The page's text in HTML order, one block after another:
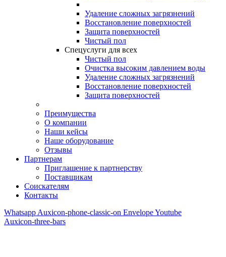
Удаление сложных загрязнений
Восстановление поверхностей
Защита поверхностей
Чистый пол
Спецуслуги для всех
Чистый пол
Очистка высоким давлением воды
Удаление сложных загрязнений
Восстановление поверхностей
Защита поверхностей
Преимущества
О компании
Наши кейсы
Наше оборудование
Отзывы
Партнерам
Приглашение к партнерству
Поставщикам
Соискателям
Контакты
Whatsapp Auxicon-phone-classic-on EnvelopeYoutube
Auxicon-three-bars